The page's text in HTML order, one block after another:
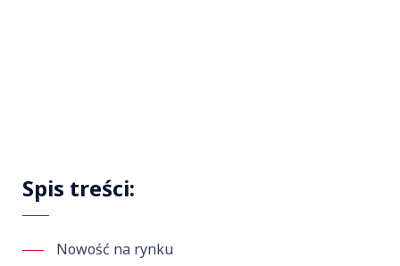
Spis treści:
Nowość na rynku